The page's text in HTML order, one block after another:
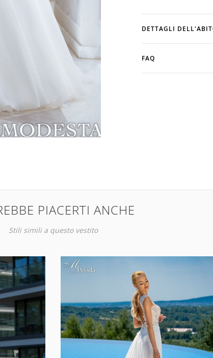
DETTAGLI
FAQ
PIACERTI ANCHE
Stili simili a questo vestito